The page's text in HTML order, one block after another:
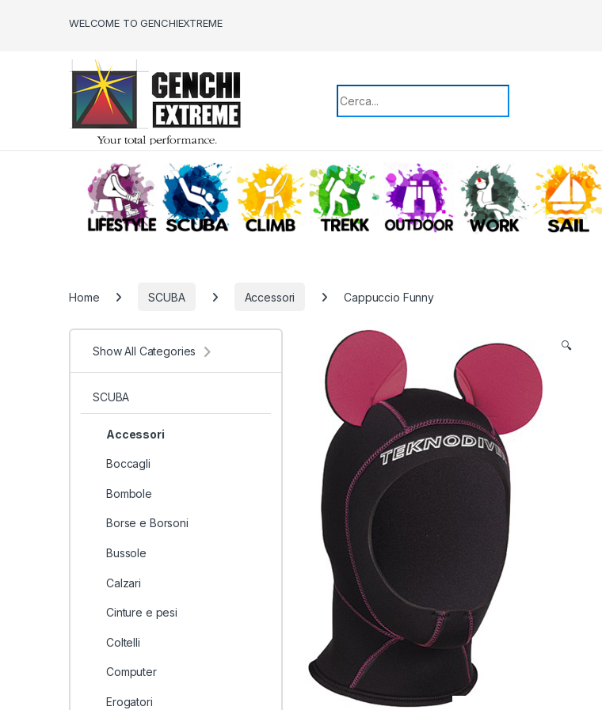
WELCOME TO GENCHIEXTREME
Search for:
LIFESTYLE SCUBA CLIMB TREKKING OUTDOOR WORK
Home SCUBA Accessori Cappuccio Funny
🔍
Show All Categories
SCUBA
Accessori
Boccagli
Bombole
Borse e Borsoni
Bussole
Calzari
Cinture e pesi
Coltelli
Computer
Erogatori